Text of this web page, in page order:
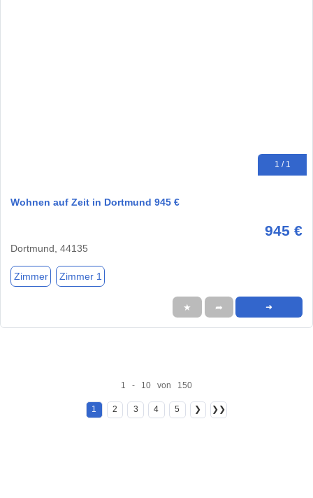
1 / 1
Wohnen auf Zeit in Dortmund 945 €
945 €
Dortmund, 44135
Zimmer Zimmer 1
★ ➦ ➜
1 - 10 von 150
1 2 3 4 5 ❯ ❯❯